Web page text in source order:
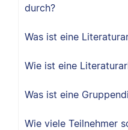
durch?
Was ist eine
Wie ist eine
Was ist eine
Wie viele Teilnehmer